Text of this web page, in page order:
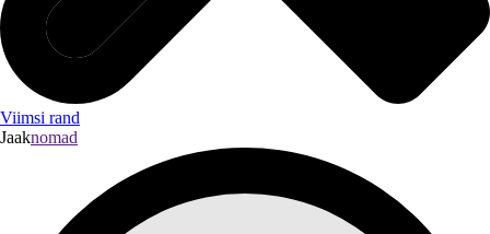
Viimsi rand
Jaaknomad